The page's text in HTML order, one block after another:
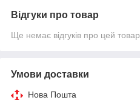
Відгуки про товар
Ще немає відгуків про цей товар
Умови доставки
Нова Пошта